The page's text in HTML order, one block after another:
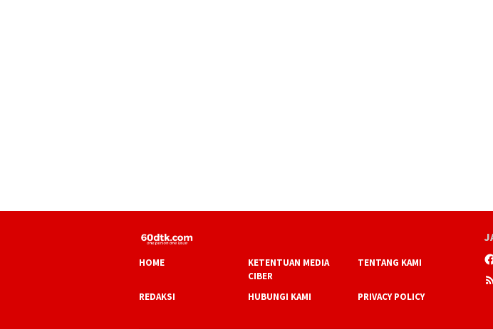
HOME
KETENTUAN MEDIA
CIBER
TENTANG KAMI
REDAKSI HUBUNGI KAMI PRIVACY POLICY